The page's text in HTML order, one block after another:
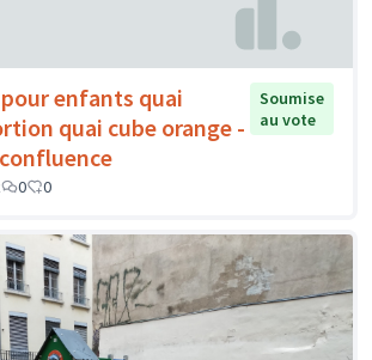
enfants quai
quai cube orange -
Soumise
au vote
0 0